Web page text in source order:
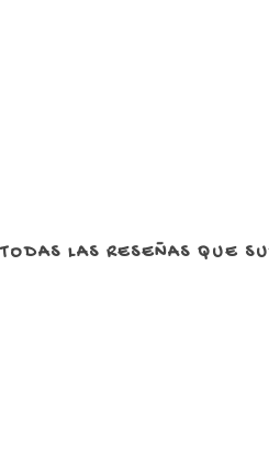
TODAS LAS RESEÑAS QUE